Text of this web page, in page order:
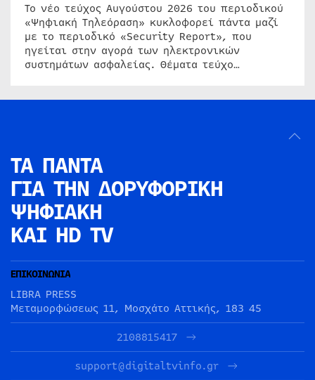
Το νέο τεύχος Αυγούστου 2026 του περιοδικού
«Ψηφιακή Τηλεόραση» κυκλοφορεί πάντα μαζί
με το περιοδικό «Security Report», που
ηγείται στην αγορά των ηλεκτρονικών
συστημάτων ασφαλείας. Θέματα τεύχο…
ΤΑ ΠΑΝΤΑ
ΓΙΑ ΤΗΝ ΔΟΡΥΦΟΡΙΚΗ
ΨΗΦΙΑΚΗ
ΚΑΙ HD TV
ΕΠΙΚΟΙΝΩΝΙΑ
LIBRA PRESS
Μεταμορφώσεως 11, Μοσχάτο Αττικής, 183 45
2108815417
support@digitaltvinfo.gr